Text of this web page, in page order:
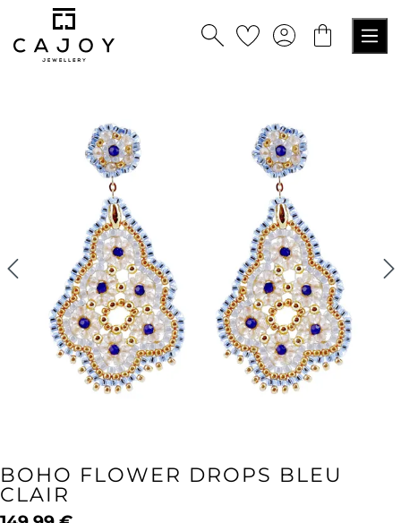
principal
BOHO FLOWER DROPS BLEU
CLAIR